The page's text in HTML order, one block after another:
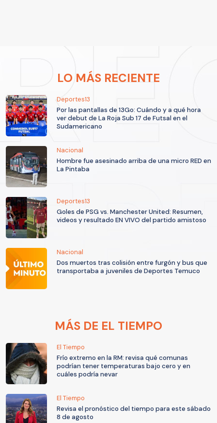
LO MÁS RECIENTE
Deportes13
Por las pantallas de 13Go: Cuándo y a qué hora
ver debut de La Roja Sub 17 de Futsal en el
Sudamericano
Nacional
Hombre fue asesinado arriba de una micro RED en
La Pintaba
Deportes13
Goles de PSG vs. Manchester United: Resumen,
videos y resultado EN VIVO del partido amistoso
Nacional
Dos muertos tras colisión entre furgón y bus que
transportaba a juveniles de Deportes Temuco
MÁS DE EL TIEMPO
El Tiempo
Frío extremo en la RM: revisa qué comunas
podrían tener temperaturas bajo cero y en
cuáles podría nevar
El Tiempo
Revisa el pronóstico del tiempo para este sábado
8 de agosto